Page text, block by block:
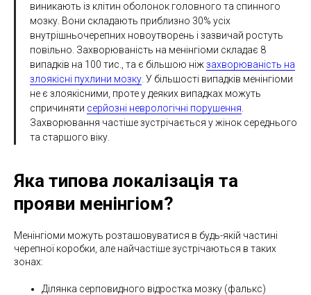
виникають із клітин оболонок головного та спинного
мозку. Вони складають приблизно 30% усіх
внутрішньочерепних новоутворень і зазвичай ростуть
повільно. Захворюваність на менінгіоми складає 8
випадків на 100 тис., та є більшою ніж захворюваність на
злоякісні пухлини мозку . У більшості випадків менінгіоми
не є злоякісними, проте у деяких випадках можуть
спричиняти серйозні неврологічні порушення
Захворювання частіше зустрічається у жінок середнього
та старшого віку.
Яка типова локалізація та
прояви менінгіом?
Менінгіоми можуть розташовуватися в будь-якій частині
черепної коробки, але найчастіше зустрічаються в таких
зонах:
Ділянка серповидного відростка мозку (фалькс)